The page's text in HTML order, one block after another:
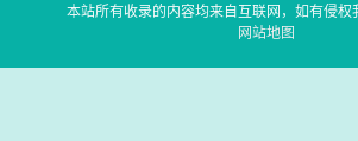
本站所有收录的内容均来自互联网，如有侵权
网站地图